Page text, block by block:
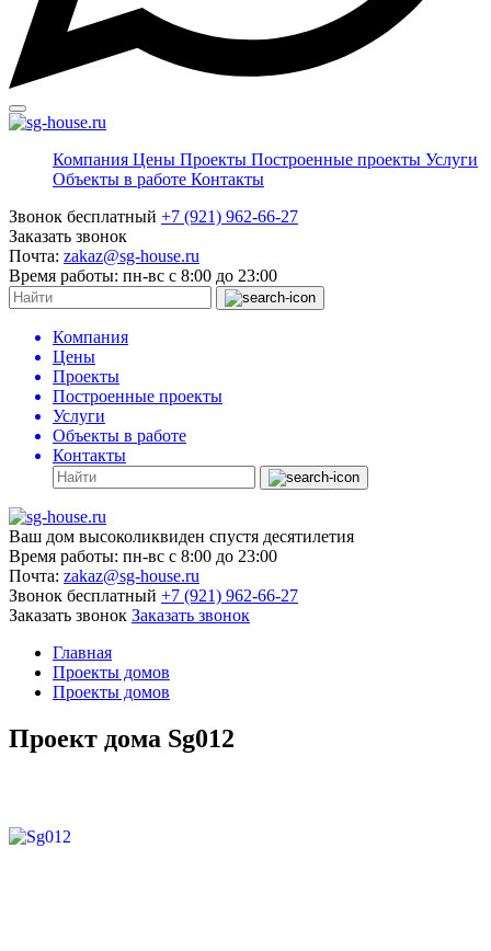
Компания Цены Проекты Построенные проекты Услуги
Объекты в работе Контакты
Звонок бесплатный +7 (921) 962-66-27
Заказать звонок
Почта: zakaz@sg-house.ru
Время работы: пн-вс с 8:00 до 23:00
Компания
Цены
Проекты
Построенные проекты
Услуги
Объекты в работе
Контакты
Ваш дом высоколиквиден спустя десятилетия
Время работы: пн-вс с 8:00 до 23:00
Почта: zakaz@sg-house.ru
Звонок бесплатный +7 (921) 962-66-27
Заказать звонок Заказать звонок
Главная
Проекты домов
Проекты домов
Проект дома Sg012